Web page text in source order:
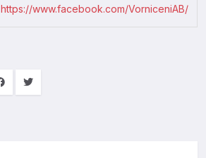
https://www.facebook.com/VorniceniAB/